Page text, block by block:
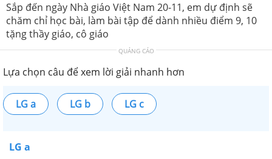
Sắp đến ngày Nhà giáo Việt Nam 20-11, em dự định sẽ
chăm chỉ học bài, làm bài tập để dành nhiều điểm 9, 10
tặng thầy giáo, cô giáo
QUẢNG CÁO
Lựa chọn câu để xem lời giải nhanh hơn
LG a LG b LG c
LG a